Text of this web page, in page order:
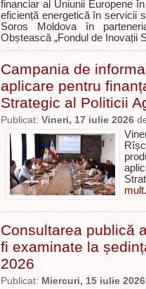
financiar al Uniunii Europene
eficiență energetică în servicii
Soros Moldova în
Obștească „Fondul de Inovații
Campania de
aplicare pentru
Strategic al Politicii
Publicat: Vineri, 17 iulie 2026
Consultarea publică
fi examinate la
2026
Publicat: Miercuri, 15 iulie 2026